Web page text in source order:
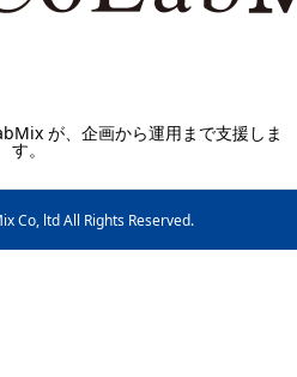
が、企画から運用まで支援しま
す。
Co, ltd All Rights Reserved.